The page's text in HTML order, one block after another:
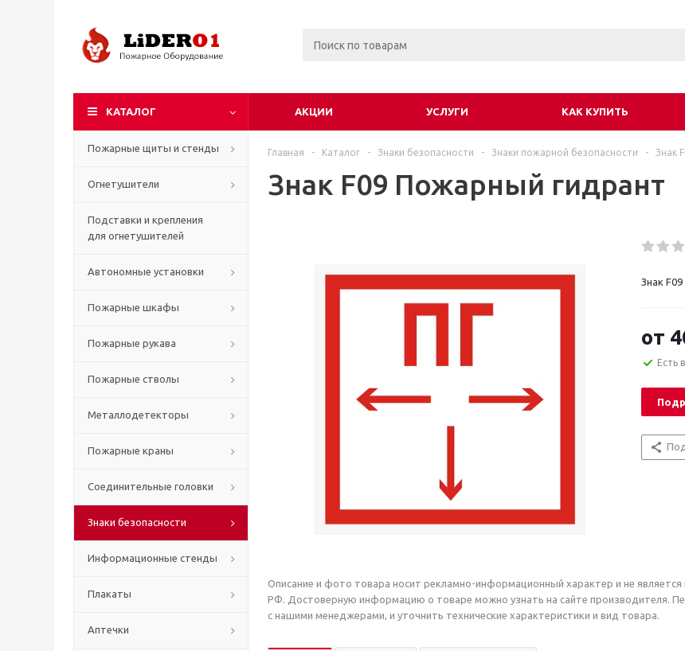
КАТАЛОГ АКЦИИ УСЛУГИ КАК КУПИТЬ
Пожарные щиты и стенды
Огнетушители
Подставки и крепления
для огнетушителей
Автономные установки
Пожарные шкафы
Пожарные рукава
Пожарные стволы
Металлодетекторы
Пожарные краны
Соединительные головки
Знаки безопасности
Информационные стенды
Плакаты
Аптечки
Главная - Каталог - Знаки безопасности - Знаки пожарной безопасности - Знак
Знак F09 Пожарный гидрант
Знак
от
Есть
Описание и фото товара носит рекламно-информационный характер и не
РФ. Достоверную информацию о товаре можно узнать на сайте производителя.
с нашими менеджерами, и уточнить технические характеристики и вид товара.